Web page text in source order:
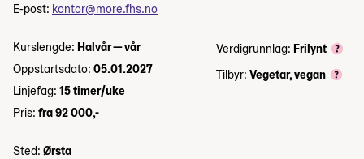
E-post: kontor@more.fhs.no
Kurslengde: Halvår — vår
Oppstartsdato: 05.01.2027
Linjefag: 15 timer/uke
Pris: fra 92 000,-
Verdigrunnlag: Frilynt
Tilbyr: Vegetar, vegan
Sted: Ørsta